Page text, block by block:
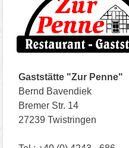
Gaststätte "Zur Penne"
Bernd Bavendiek
Bremer Str. 14
27239 Twistringen